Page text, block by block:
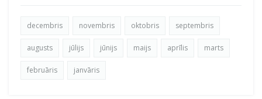
decembris novembris oktobris septembris
augusts jūlijs jūnijs maijs aprīlis marts
februāris janvāris